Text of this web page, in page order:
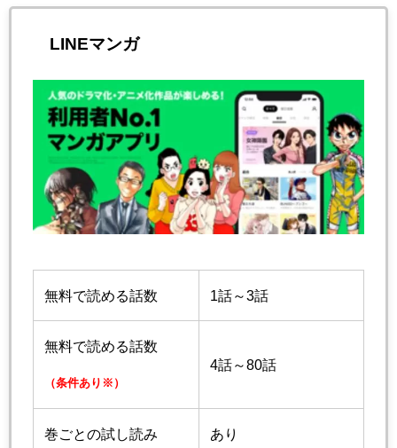
LINEマンガ
無料で読める話数 1話～3話
無料で読める話数
（条件あり※）
4話～80話
巻ごとの試し読み あり